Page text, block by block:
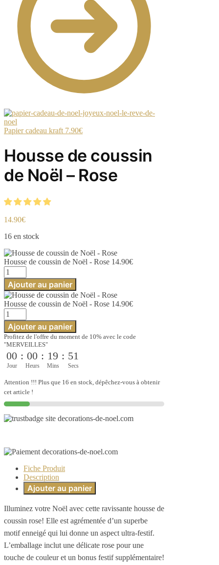
Papier cadeau kraft 7.90€
Housse de coussin
de Noël – Rose
14.90€
16 en stock
Housse de coussin de Noël - Rose 14.90€
quantité
de
Housse
de
coussin
de
Noël
-
Rose
Ajouter au panier
Housse de coussin de Noël - Rose 14.90€
quantité
de
Housse
de
coussin
de
Noël
Rose
Ajouter au panier
Profitez de l'offre du moment de 10% avec le code
"MERVEILLES"
00
Jour
: 00
Heurs
: 19
Mins
: 50
Secs
Attention !!! Plus que 16 en stock, dépêchez-vous à obtenir
cet article !
Fiche Produit
Description
Ajouter au panier
Illuminez votre Noël avec cette ravissante housse de
coussin rose! Elle est agrémentée d’un superbe
motif enneigé qui lui donne un aspect ultra-festif.
L’emballage inclut une délicate rose pour une
touche de couleur et un bonus festif supplémentaire!